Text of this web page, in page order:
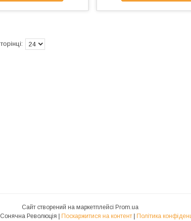
Сайт створений на маркетплейсі Prom.ua
Поскаржитися на контент Політика